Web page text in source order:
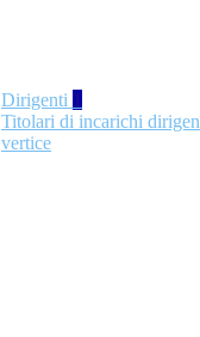
Dirigenti 1
Titolari di incarichi
vertice